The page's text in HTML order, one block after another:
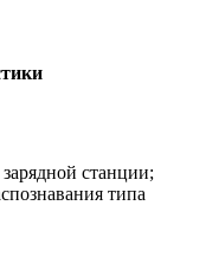
станции;
типа